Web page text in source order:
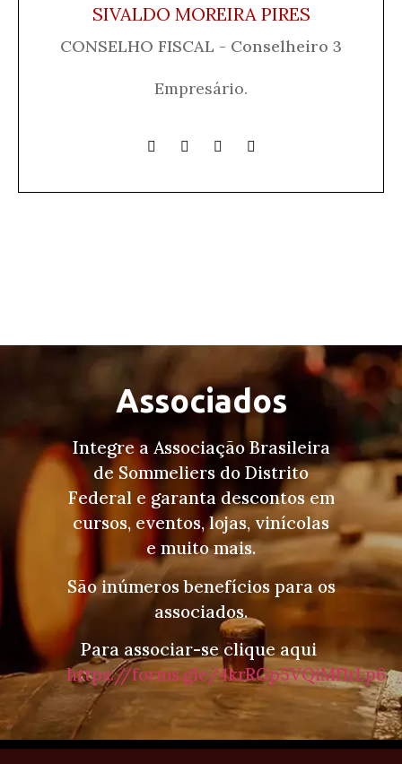
SIVALDO MOREIRA PIRES
CONSELHO FISCAL - Conselheiro 3
Empresário.
Associados
Integre a Associação Brasileira
de Sommeliers do Distrito
Federal e garanta descontos em
cursos, eventos, lojas, vinícolas
e muito mais.
São inúmeros benefícios para os
associados.
Para associar-se clique aqui
https://forms.gle/4krRGp5VQiMf1rLp6